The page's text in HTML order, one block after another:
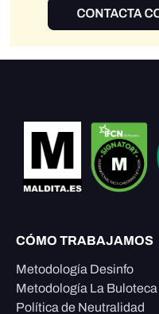
CÓMO TRABAJAMOS
Metodología Desinfo
Metodología La Buloteca
Política de Neutralidad